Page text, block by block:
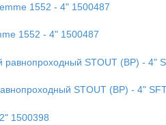
1552 - 4" 1500487
STOUT (ВР) - 4"